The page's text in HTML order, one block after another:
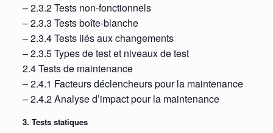
– 2.3.2 Tests non-fonctionnels
– 2.3.3 Tests boîte-blanche
– 2.3.4 Tests liés aux changements
– 2.3.5 Types de test et niveaux de test
2.4 Tests de maintenance
– 2.4.1 Facteurs déclencheurs pour la maintenance
– 2.4.2 Analyse d’impact pour la maintenance
3. Tests statiques